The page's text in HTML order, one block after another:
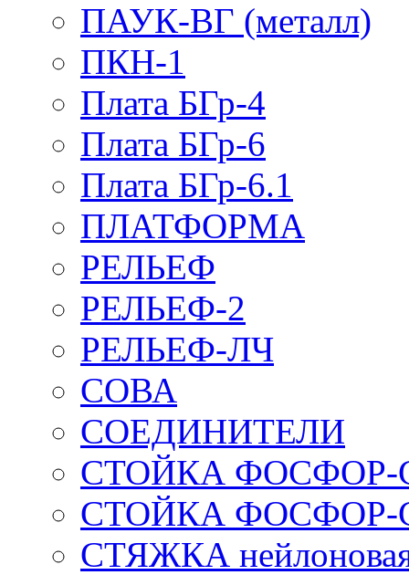
ПАУК-ВГ (металл)
ПКН-1
Плата БГр-4
Плата БГр-6
Плата БГр-6.1
ПЛАТФОРМА
РЕЛЬЕФ
РЕЛЬЕФ-2
РЕЛЬЕФ-ЛЧ
СОВА
СОЕДИНИТЕЛИ
СТОЙКА ФОСФОР-
СТОЙКА ФОСФОР-
СТЯЖКА нейлоновая